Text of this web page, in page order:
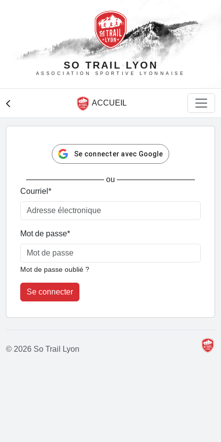
SO TRAIL LYON
ASSOCIATION SPORTIVE LYONNAISE
arrow_back_ios ACCUEIL
Se connecter avec Google
ou
Courriel *
Mot de passe*
Mot de passe oublié ?
Se connecter
© 2026 So Trail Lyon